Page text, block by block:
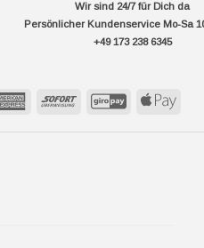
Wir sind 24/7 für Dich da
Persönlicher Kundenservice Mo-Sa
+49 173 238 6345
AmericanSofort GiroPay Apple